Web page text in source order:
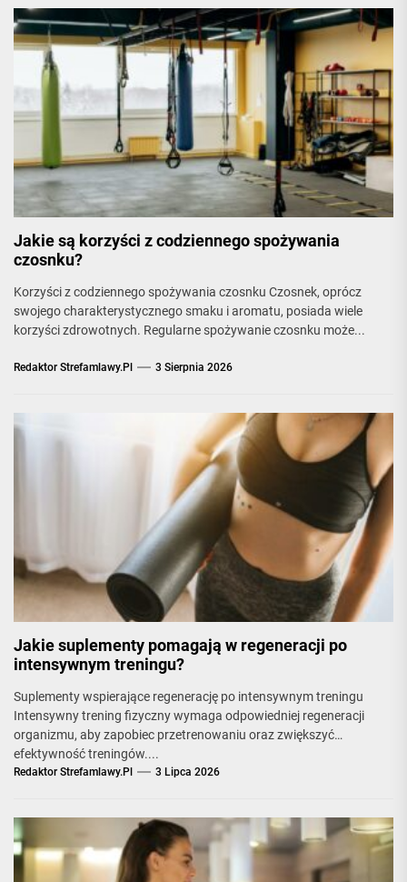
Jakie są korzyści z codziennego spożywania
czosnku?
Korzyści z codziennego spożywania czosnku Czosnek, oprócz
swojego charakterystycznego smaku i aromatu, posiada wiele
korzyści zdrowotnych. Regularne spożywanie czosnku może...
Redaktor Strefamlawy.pl 3 Sierpnia 2026
Jakie suplementy pomagają w regeneracji po
intensywnym treningu?
Suplementy wspierające regenerację po intensywnym treningu
Intensywny trening fizyczny wymaga odpowiedniej regeneracji
organizmu, aby zapobiec przetrenowaniu oraz zwiększyć
efektywność treningów....
Redaktor Strefamlawy.pl 3 Lipca 2026